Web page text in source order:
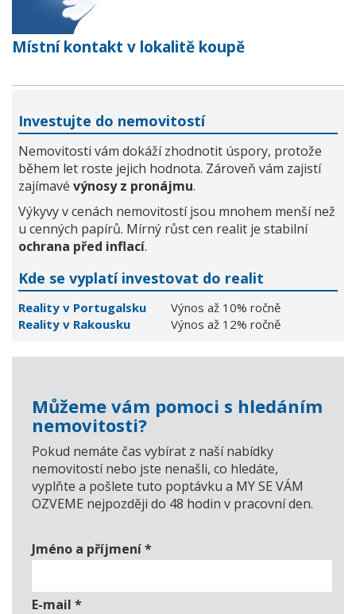
Místní kontakt v lokalitě koupě
Investujte do nemovitostí
Nemovitosti vám dokáží zhodnotit úspory, protože
během let roste jejich hodnota. Zároveň vám zajistí
zajímavé výnosy z pronájmu.
Výkyvy v cenách nemovitostí jsou mnohem menší než
u cenných papírů. Mírný růst cen realit je stabilní
ochrana před inflací.
Kde se vyplatí investovat do realit
Reality v Portugalsku
Výnos až 10% ročně
Reality v Rakousku
Výnos až 12% ročně
Můžeme vám pomoci s hledáním
nemovitosti?
Pokud nemáte čas vybírat z naší nabídky
nemovitostí nebo jste nenašli, co hledáte,
vyplňte a pošlete tuto poptávku a MY SE VÁM
OZVEME nejpozději do 48 hodin v pracovní den.
Jméno a příjmení*
E-mail *